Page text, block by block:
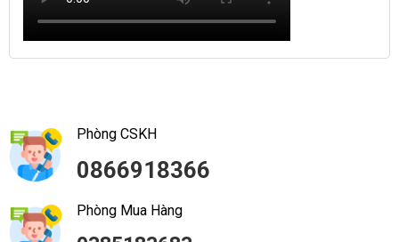
Phòng CSKH
0866918366
Phòng Mua Hàng